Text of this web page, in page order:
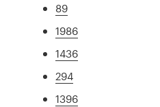
89
1986
1436
294
1396